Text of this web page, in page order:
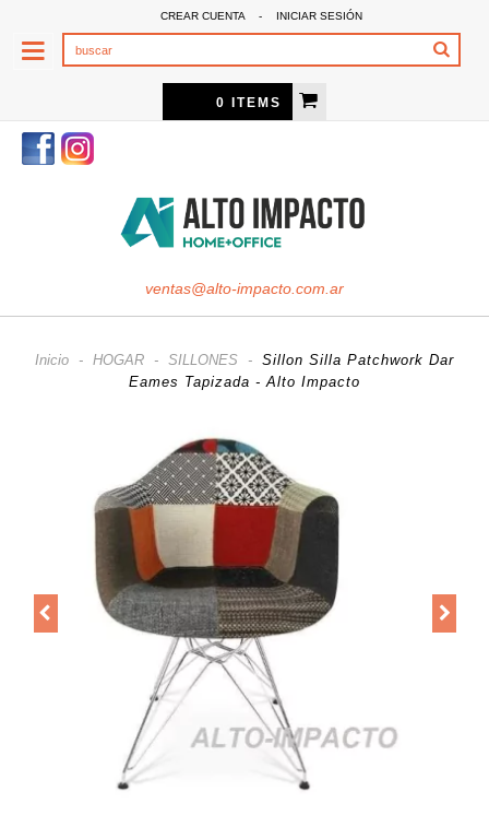
CREAR CUENTA - INICIAR SESIÓN
0 ITEMS
ventas@alto-impacto.com.ar
Inicio - HOGAR - SILLONES - Sillon Silla Patchwork Dar
Eames Tapizada - Alto Impacto